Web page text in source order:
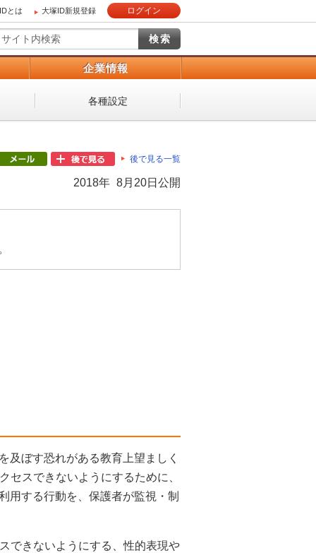
とは 大塚ID新規登録 ログイン
企業情報
各種設定
後で見る一覧
2018年 8月20日公開
及ぼす恐れがある教育上望ましく
セスできないようにするために、
用する行動を、保護者が監視・制
できないようにする、性的表現や